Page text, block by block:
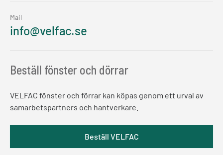
Mail
info@velfac.se
Beställ fönster och dörrar
VELFAC fönster och förrar kan köpas genom ett urval av
samarbetspartners och hantverkare.
Beställ VELFAC